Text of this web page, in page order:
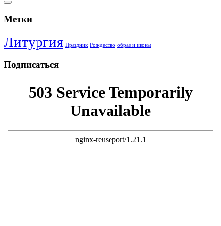
Метки
Литургия Праздник Рождество образ и иконы
Подписаться